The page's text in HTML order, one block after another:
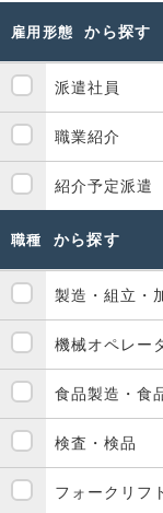
雇用形態 から探す
派遣社員
職業紹介
紹介予定派遣
職種 から探す
製造・組立・
機械オペレー
食品製造・食
検査・検品
フォークリフ